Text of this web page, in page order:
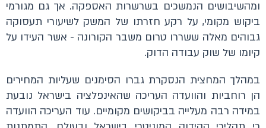
ומהשיבושים הנמשכים בשרשרות האספקה. אך גם מגורמי
ביקוש מקומי, על רקע חזרתו של המשק לשיעורי תעסוקה
גבוהים מאלה ששררו טרום משבר הקורונה - אשר העידו על
קיומו של שוק עבודה הדוק.
במהלך המחצית הנסקרת גברו הסימנים שעליות המחירים
הן רוחביות והוועדה העריכה שהאינפלציה בישראל נובעת
במידה רבה מעלייה בביקושים מקומיים. עוד העריכה הוועדה